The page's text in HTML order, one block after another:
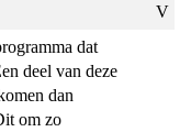
V
dat
deel van deze
dan
om zo